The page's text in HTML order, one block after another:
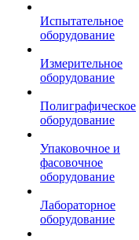
Испытательное
оборудование
Измерительное
оборудование
Полиграфическое
оборудование
Упаковочное и
фасовочное
оборудование
Лабораторное
оборудование